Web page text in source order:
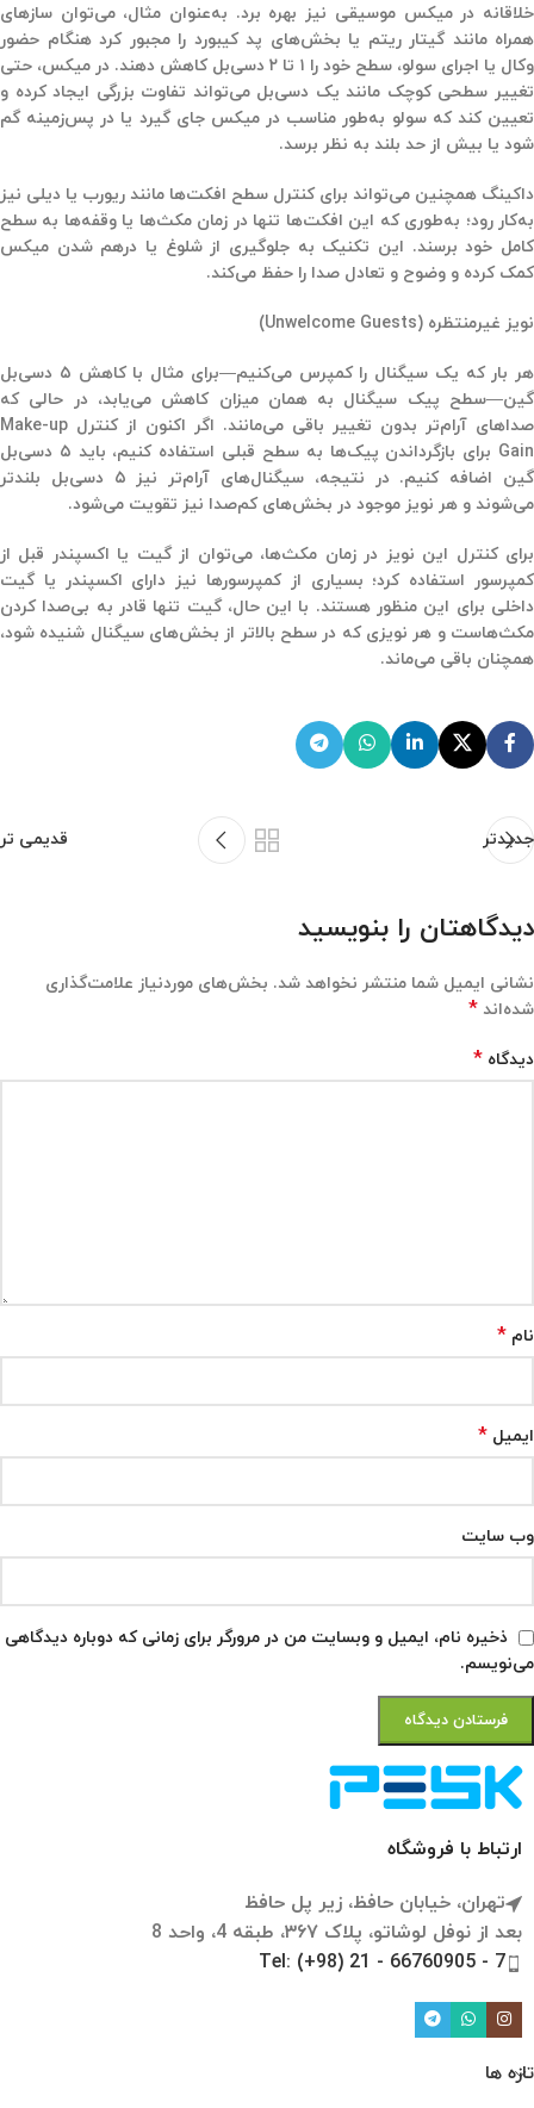
خلاقانه در میکس موسیقی نیز بهره برد. به‌عنوان مثال، می‌توان سازهای
همراه مانند گیتار ریتم یا بخش‌های پد کیبورد را مجبور کرد هنگام حضور
وکال یا اجرای سولو، سطح خود را ۱ تا ۲ دسی‌بل کاهش دهند. در میکس، حتی
تغییر سطحی کوچک مانند یک دسی‌بل می‌تواند تفاوت بزرگی ایجاد کرده و
تعیین کند که سولو به‌طور مناسب در میکس جای گیرد یا در پس‌زمینه گم
شود یا بیش از حد بلند به نظر برسد.
داکینگ همچنین می‌تواند برای کنترل سطح افکت‌ها مانند ریورب یا دیلی نیز
به‌کار رود؛ به‌طوری که این افکت‌ها تنها در زمان مکث‌ها یا وقفه‌ها به سطح
کامل خود برسند. این تکنیک به جلوگیری از شلوغ یا درهم شدن میکس
کمک کرده و وضوح و تعادل صدا را حفظ می‌کند.
نویز غیرمنتظره (Unwelcome Guests)
هر بار که یک سیگنال را کمپرس می‌کنیم—برای مثال با کاهش ۵ دسی‌بل
گین—سطح پیک سیگنال به همان میزان کاهش می‌یابد، در حالی که
صداهای آرام‌تر بدون تغییر باقی می‌مانند. اگر اکنون از کنترل Make-up
Gain برای بازگرداندن پیک‌ها به سطح قبلی استفاده کنیم، باید ۵ دسی‌بل
گین اضافه کنیم. در نتیجه، سیگنال‌های آرام‌تر نیز ۵ دسی‌بل بلندتر
می‌شوند و هر نویز موجود در بخش‌های کم‌صدا نیز تقویت می‌شود.
برای کنترل این نویز در زمان مکث‌ها، می‌توان از گیت یا اکسپندر قبل از
کمپرسور استفاده کرد؛ بسیاری از کمپرسورها نیز دارای اکسپندر یا گیت
داخلی برای این منظور هستند. با این حال، گیت تنها قادر به بی‌صدا کردن
مکث‌هاست و هر نویزی که در سطح بالاتر از بخش‌های سیگنال شنیده شود،
همچنان باقی می‌ماند.
جدیدتر قدیمی تر
دیدگاهتان را بنویسید
نشانی ایمیل شما منتشر نخواهد شد. بخش‌های موردنیاز علامت‌گذاری
شده‌اند *
دیدگاه *
نام *
ایمیل *
وب‌ سایت
ذخیره نام، ایمیل و وبسایت من در مرورگر برای زمانی که دوباره دیدگاهی
می‌نویسم.
ارتباط با فروشگاه
تهران، خیابان حافظ، زیر پل حافظ
بعد از نوفل لوشاتو، پلاک ۳۶۷، طبقه 4، واحد 8
Tel: (+98) 21 - 66760905 - 7
تازه ها